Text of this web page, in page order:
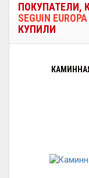
ПОКУПАТЕЛИ,
SEGUIN
КУПИЛИ
КАМИННАЯ